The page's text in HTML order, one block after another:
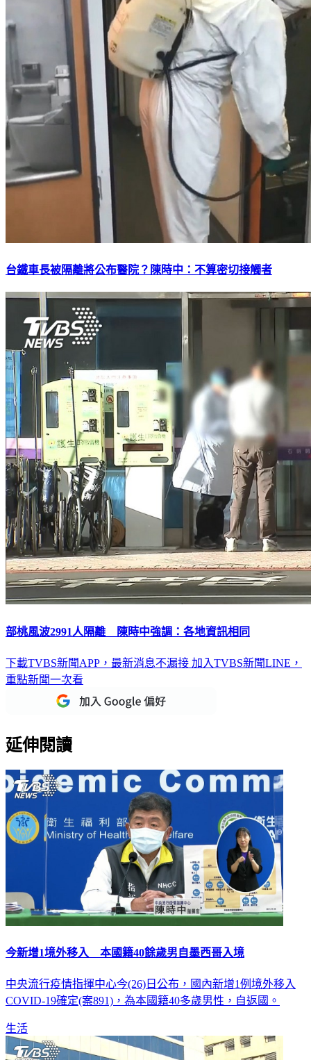
台鐵車長被隔離將公布醫院？陳時中：不算密切接觸者
部桃風波2991人隔離 陳時中強調：各地資訊相同
下載TVBS新聞APP，最新消息不漏接 加入TVBS新聞LINE，
重點新聞一次看
延伸閱讀
今新增1境外移入 本國籍40餘歲男自墨西哥入境
中央流行疫情指揮中心今(26)日公布，國內新增1例境外移入
COVID-19確定(案891)，為本國籍40多歲男性，自返國。
生活